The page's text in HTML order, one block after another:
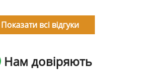
Показати всі відгуки
Нам довіряють